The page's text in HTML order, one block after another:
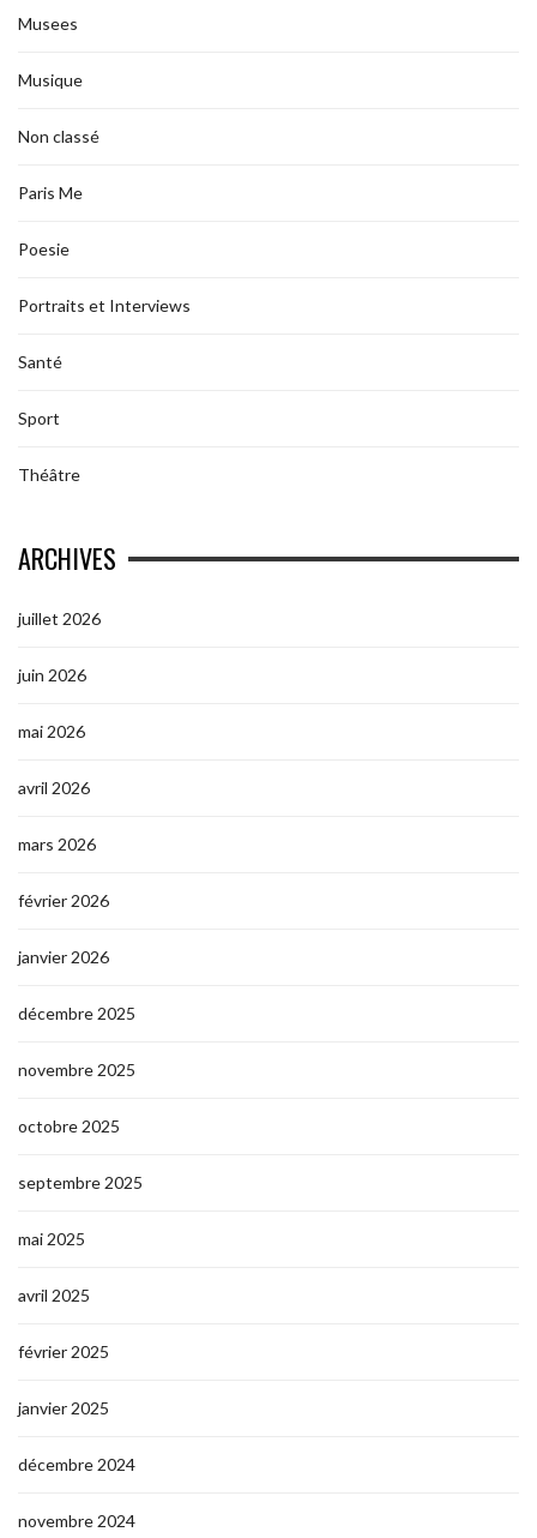
Musees
Musique
Non classé
Paris Me
Poesie
Portraits et Interviews
Santé
Sport
Théâtre
ARCHIVES
juillet 2026
juin 2026
mai 2026
avril 2026
mars 2026
février 2026
janvier 2026
décembre 2025
novembre 2025
octobre 2025
septembre 2025
mai 2025
avril 2025
février 2025
janvier 2025
décembre 2024
novembre 2024